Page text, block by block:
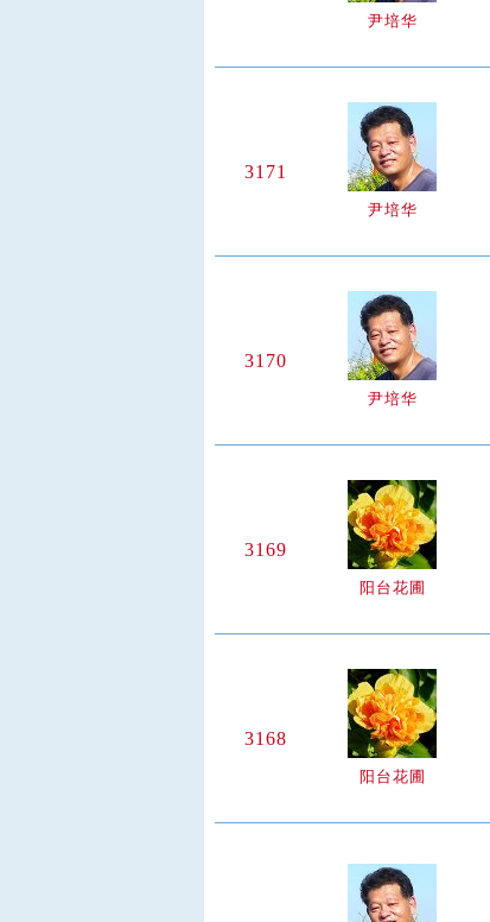
尹培华
3171
尹培华
3170
尹培华
3169
阳台花圃
3168
阳台花圃